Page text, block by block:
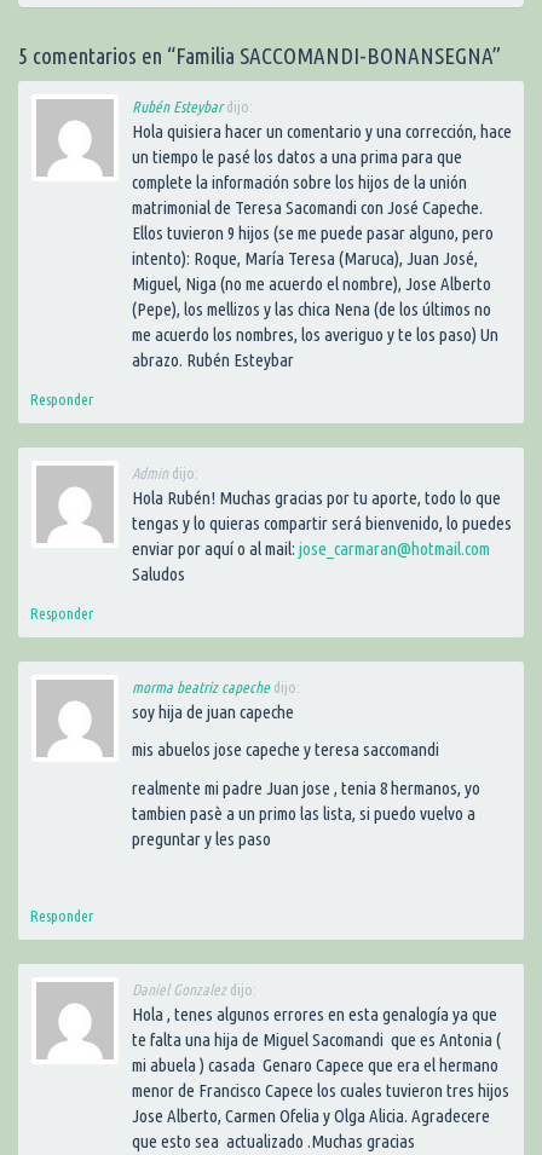
5 comentarios en “Familia SACCOMANDI-BONANSEGNA”
Rubén Esteybar dijo:
Hola quisiera hacer un comentario y una corrección, hace
un tiempo le pasé los datos a una prima para que
complete la información sobre los hijos de la unión
matrimonial de Teresa Sacomandi con José Capeche.
Ellos tuvieron 9 hijos (se me puede pasar alguno, pero
intento): Roque, María Teresa (Maruca), Juan José,
Miguel, Niga (no me acuerdo el nombre), Jose Alberto
(Pepe), los mellizos y las chica Nena (de los últimos no
me acuerdo los nombres, los averiguo y te los paso) Un
abrazo. Rubén Esteybar
Responder
Admin dijo:
Hola Rubén! Muchas gracias por tu aporte, todo lo que
tengas y lo quieras compartir será bienvenido, lo puedes
enviar por aquí o al mail: jose_carmaran@hotmail.com
Saludos
Responder
morma beatriz capeche dijo:
soy hija de juan capeche
mis abuelos jose capeche y teresa saccomandi
realmente mi padre Juan jose , tenia 8 hermanos, yo
tambien pasè a un primo las lista, si puedo vuelvo a
preguntar y les paso
Responder
Daniel Gonzalez dijo:
Hola , tenes algunos errores en esta genalogía ya que
te falta una hija de Miguel Sacomandi que es Antonia (
mi abuela ) casada Genaro Capece que era el hermano
menor de Francisco Capece los cuales tuvieron tres hijos
Jose Alberto, Carmen Ofelia y Olga Alicia. Agradecere
que esto sea actualizado .Muchas gracias